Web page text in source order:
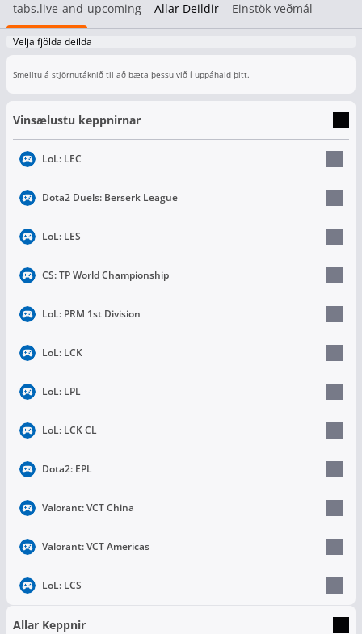
tabs.live-and-upcoming Allar Deildir Einstök veðmál
Velja fjölda deilda
Smelltu á stjörnutáknið til að bæta þessu við í uppáhald þitt.
Vinsælustu keppnirnar
LoL: LEC
Dota2 Duels: Berserk League
LoL: LES
CS: TP World Championship
LoL: PRM 1st Division
LoL: LCK
LoL: LPL
LoL: LCK CL
Dota2: EPL
Valorant: VCT China
Valorant: VCT Americas
LoL: LCS
Allar Keppnir